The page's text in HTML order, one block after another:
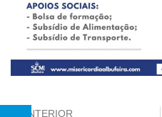
ANTERIOR